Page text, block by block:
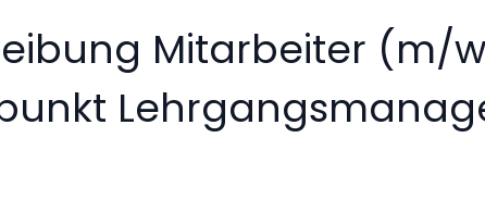
Mitarbeiter (m/